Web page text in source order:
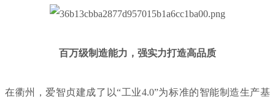
百万级制造能力，强实力打造高品质
在衢州，爱智贞建成了以“工业4.0”为标准的智能制造生产基